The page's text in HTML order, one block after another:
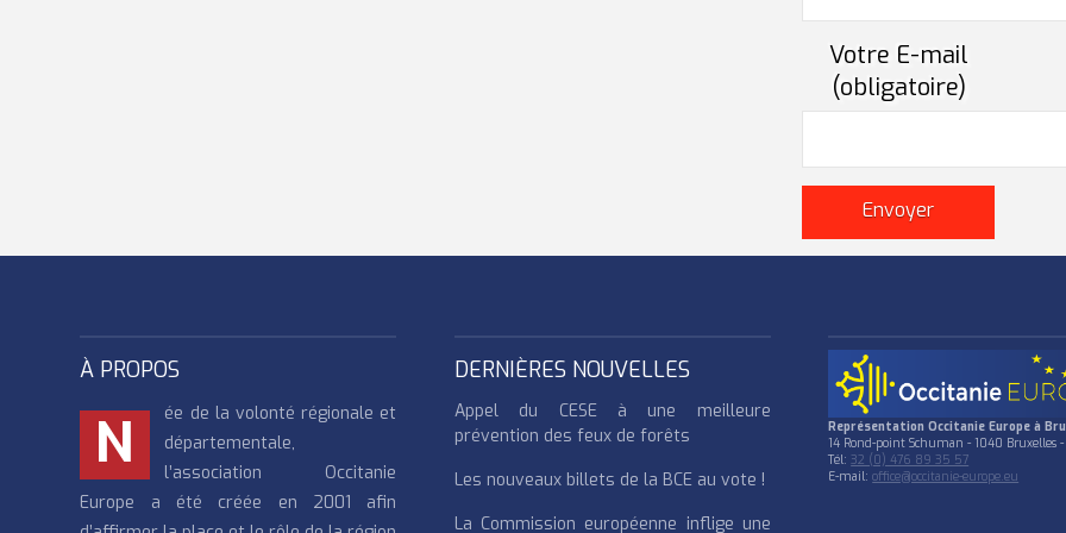
Votre E-mail
(obligatoire)
À PROPOS
N
ée de la volonté régionale et
départementale,
l’association Occitanie
Europe a été créée en 2001 afin
DERNIÈRES NOUVELLES
Appel du CESE à une meilleure
prévention des feux de forêts
Les nouveaux billets de la BCE au vote !
La Commission européenne inflige une
Représentation Occitanie Europe à
14 Rond-point Schuman - 1040 Bruxelles
Tél:32 (0) 476 89 35 57
E-mail:office@occitanie-europe.eu